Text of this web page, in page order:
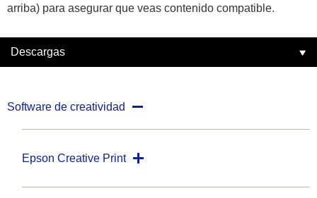
arriba) para asegurar que veas contenido compatible.
Descargas
Software de creatividad
Epson Creative Print